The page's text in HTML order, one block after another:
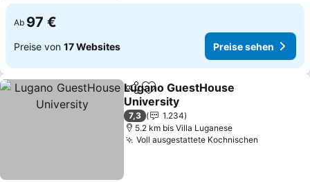
Ab 97 €
Preise von 17 Websites Preise sehen
TeilenZu Favoriten hinzufügen
Lugano GuestHouse
University
Preise sehen
7,3
1.234
5.2 km bis Villa Luganese
Voll ausgestattete Kochnischen